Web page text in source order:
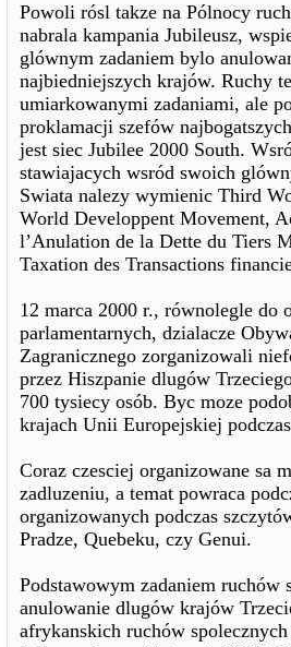
Powoli rósl takze na Pólnocy
nabrala kampania Jubileusz,
glównym zadaniem bylo
najbiedniejszych krajów. Ruchy
umiarkowanymi zadaniami, ale
proklamacji szefów
jest siec Jubilee 2000 South.
stawiajacych wsród swoich
Swiata nalezy wymienic Third
World Developpent Movement,
l’Anulation de la Dette du Tiers
Taxation des Transactions
12 marca 2000 r., równolegle
parlamentarnych, dzialacze
Zagranicznego zorganizowali
przez Hiszpanie dlugów
700 tysiecy osób. Byc moze
krajach Unii Europejskiej
Coraz czesciej organizowane sa
zadluzeniu, a temat powraca
organizowanych podczas
Pradze, Quebeku, czy Genui.
Podstawowym zadaniem ruchów
anulowanie dlugów krajów
afrykanskich ruchów